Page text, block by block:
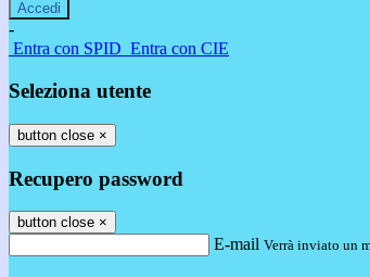
-
Entra con SPID Entra con CIE
Seleziona utente
button close ×
Recupero password
button close ×
E-mail Verrà inviato un